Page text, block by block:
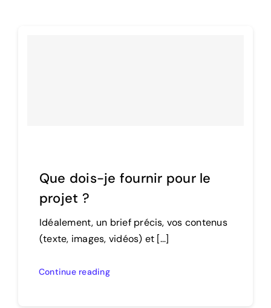
Que dois-je fournir pour le
projet ?
Idéalement, un brief précis, vos contenus
(texte, images, vidéos) et [...]
Continue reading